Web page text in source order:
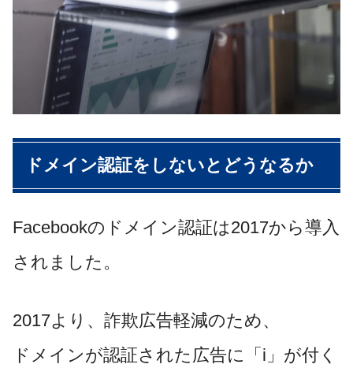
ドメイン認証をしないとどうなるか
Facebookのドメイン認証は2017から導入
されました。
2017より、詐欺広告軽減のため、
ドメインが認証された広告に「i」が付く